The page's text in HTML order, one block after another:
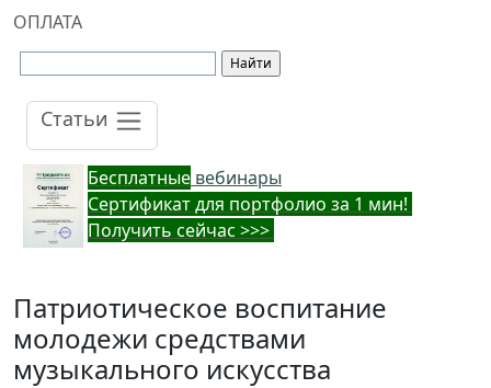
ОПЛАТА
Статьи
Бесплатные вебинары
Cертификат для портфолио за 1 мин!
Получить сейчас >>>
Патриотическое воспитание
молодежи средствами
музыкального искусства